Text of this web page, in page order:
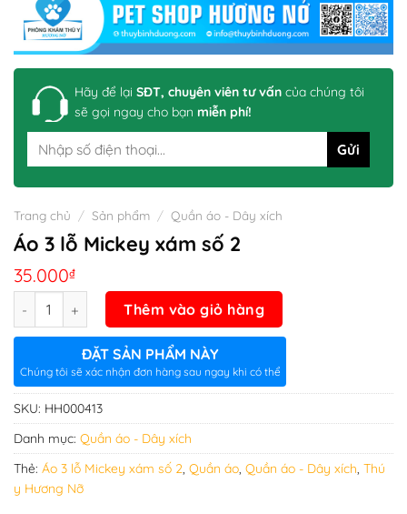
Hãy để lại SĐT, chuyên viên tư vấn của chúng tôi
sẽ gọi ngay cho bạn miễn phí!
Trang chủ / Sản phẩm / Quần áo - Dây xích
Áo 3 lỗ Mickey xám số 2
35.000₫
Thêm vào giỏ hàng
ĐẶT SẢN PHẨM NÀY
Chúng tôi sẽ xác nhận đơn hàng sau ngay khi có thể
SKU: HH000413
Danh mục: Quần áo - Dây xích
Thẻ: Áo 3 lỗ Mickey xám số 2, Quần áo, Quần áo - Dây xích, Thú
y Hương Nỡ